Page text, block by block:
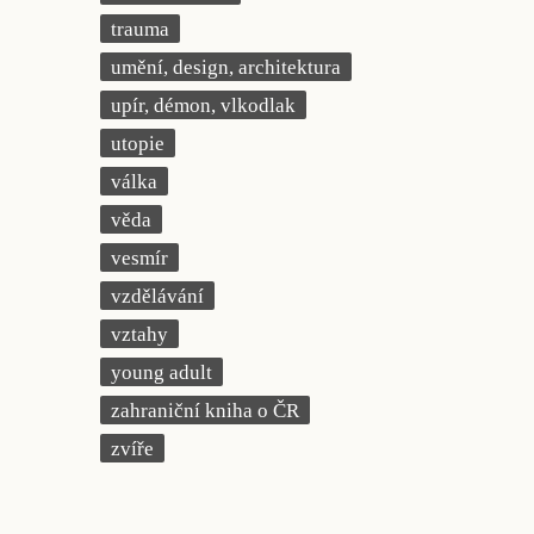
trauma
umění, design, architektura
upír, démon, vlkodlak
utopie
válka
věda
vesmír
vzdělávání
vztahy
young adult
zahraniční kniha o ČR
zvíře